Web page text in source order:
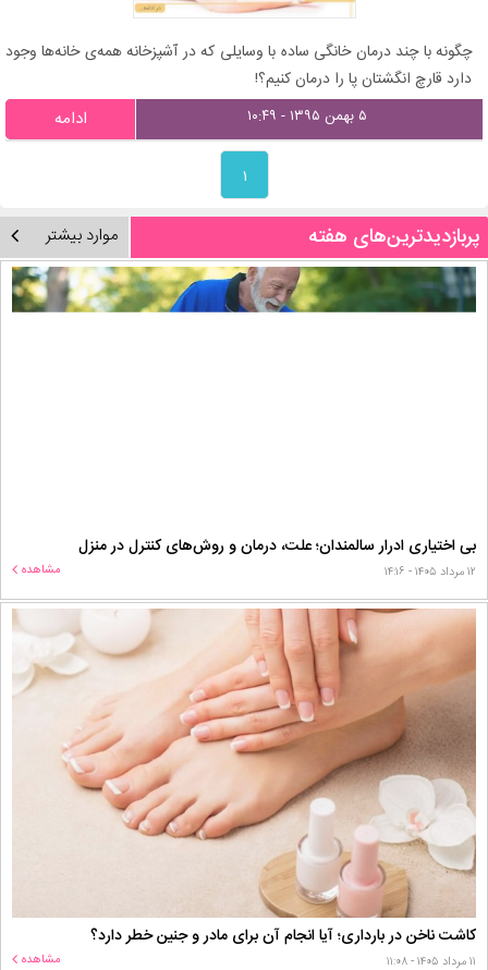
چگونه با چند درمان خانگی ساده با وسایلی که در آشپزخانه همه‌ی خانه‌ها وجود
دارد قارچ انگشتان پا را درمان کنیم؟!
۵ بهمن ۱۳۹۵ - ۱۰:۴۹ ادامه
۱
پربازدیدترین‌های هفته موارد بیشتر
بی اختیاری ادرار سالمندان؛ علت، درمان و روش‌های کنترل در منزل
۱۲ مرداد ۱۴۰۵ - ۱۴:۱۶ مشاهده
کاشت ناخن در بارداری؛ آیا انجام آن برای مادر و جنین خطر دارد؟
۱۱ مرداد ۱۴۰۵ - ۱۱:۰۸ مشاهده